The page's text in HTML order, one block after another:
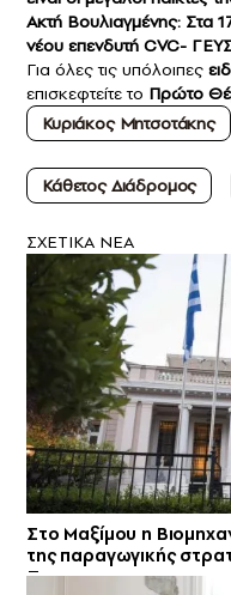
Ακτή Βουλιαγμένης: Στα
νέου επενδυτή CVC-
Για όλες τις υπόλοιπες
επισκεφτείτε το Πρώτο
Κυριάκος Μητσοτάκης
Κάθετος Διάδρομος
ΣXETIKA NEA
Στο Μαξίμου η
της παραγωγικής